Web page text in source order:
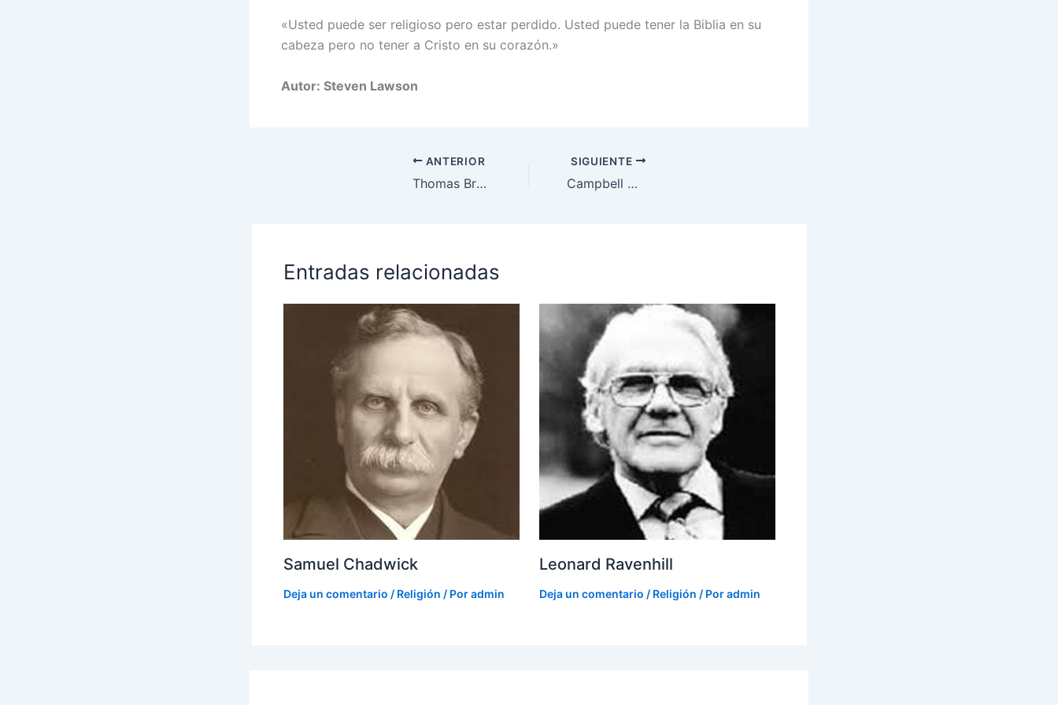
«Usted puede ser religioso pero estar perdido. Usted puede tener la Biblia en su
cabeza pero no tener a Cristo en su corazón.»
Autor: Steven Lawson
ANTERIOR
Thomas Brooks
SIGUIENTE
Campbell Morgan
Entradas relacionadas
Samuel Chadwick
Deja un comentario / Religión / Poradmin
Leonard Ravenhill
Deja un comentario / Religión / Poradmin